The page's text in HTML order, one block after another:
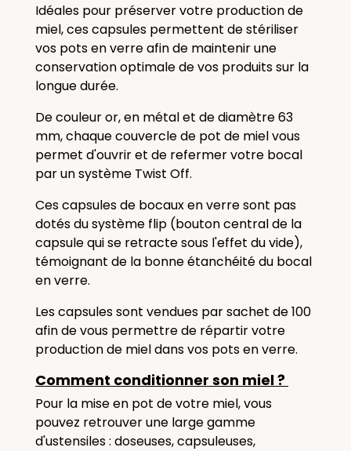
Idéales pour préserver votre production de
miel, ces capsules permettent de stériliser
vos pots en verre afin de maintenir une
conservation optimale de vos produits sur la
longue durée.
De couleur or, en métal et de diamètre 63
mm, chaque couvercle de pot de miel vous
permet d'ouvrir et de refermer votre bocal
par un système Twist Off.
Ces capsules de bocaux en verre sont pas
dotés du système flip (bouton central de la
capsule qui se retracte sous l'effet du vide),
témoignant de la bonne étanchéité du bocal
en verre.
Les capsules sont vendues par sachet de 100
afin de vous permettre de répartir votre
production de miel dans vos pots en verre.
Comment conditionner son miel ?
Pour la mise en pot de votre miel, vous
pouvez retrouver une large gamme
d'ustensiles : doseuses, capsuleuses,